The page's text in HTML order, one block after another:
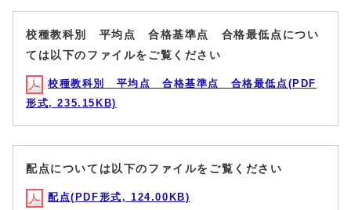
校種教科別 平均点 合格基準点 合格最低点につい
ては以下のファイルをご覧ください
校種教科別 平均点 合格基準点 合格最低点(PDF
形式, 235.15KB)
配点については以下のファイルをご覧ください
配点(PDF形式, 124.00KB)